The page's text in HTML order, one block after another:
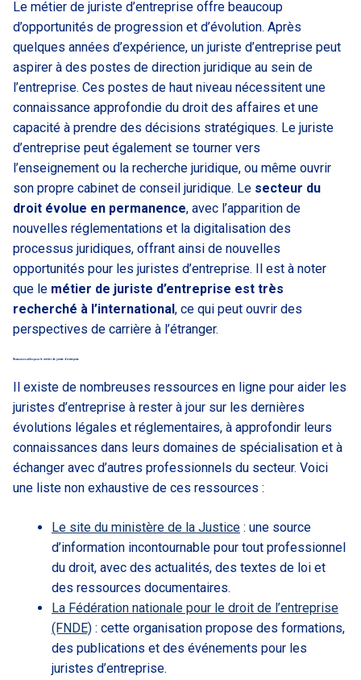
Le métier de juriste d’entreprise offre beaucoup
d’opportunités de progression et d’évolution. Après
quelques années d’expérience, un juriste d’entreprise peut
aspirer à des postes de direction juridique au sein de
l’entreprise. Ces postes de haut niveau nécessitent une
connaissance approfondie du droit des affaires et une
capacité à prendre des décisions stratégiques. Le juriste
d’entreprise peut également se tourner vers
l’enseignement ou la recherche juridique, ou même ouvrir
son propre cabinet de conseil juridique. Le secteur du
droit évolue en permanence, avec l’apparition de
nouvelles réglementations et la digitalisation des
processus juridiques, offrant ainsi de nouvelles
opportunités pour les juristes d’entreprise. Il est à noter
que le métier de juriste d’entreprise est très
recherché à l’international , ce qui peut ouvrir des
perspectives de carrière à l’étranger.
Ressources utiles pour le métier de juriste d’entreprise
Il existe de nombreuses ressources en ligne pour aider les
juristes d’entreprise à rester à jour sur les dernières
évolutions légales et réglementaires, à approfondir leurs
connaissances dans leurs domaines de spécialisation et à
échanger avec d’autres professionnels du secteur. Voici
une liste non exhaustive de ces ressources :
Le site du ministère de la Justice : une source
d’information incontournable pour tout professionnel
du droit, avec des actualités, des textes de loi et
des ressources documentaires.
La Fédération nationale pour le droit de l’entreprise
(FNDE) : cette organisation propose des formations,
des publications et des événements pour les
juristes d’entreprise.